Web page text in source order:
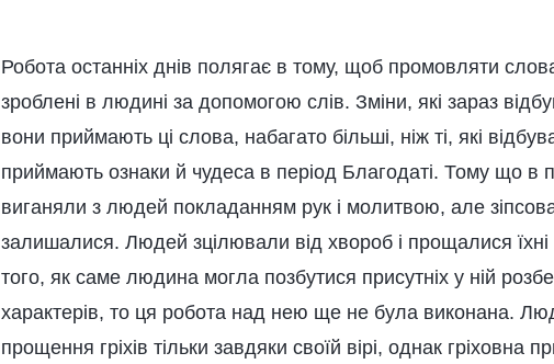
Робота останніх днів полягає в тому, щоб промовляти
зроблені в людині за допомогою слів. Зміни, які зараз
вони приймають ці слова, набагато більші, ніж ті, які
приймають ознаки й чудеса в період Благодаті. Тому що в
виганяли з людей покладанням рук і молитвою, але
залишалися. Людей зцілювали від хвороб і прощалися їхні
того, як саме людина могла позбутися присутніх у ній
характерів, то ця робота над нею ще не була виконана.
прощення гріхів тільки завдяки своїй вірі, однак